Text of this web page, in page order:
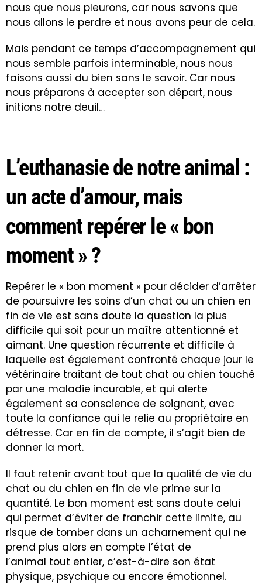
nous que nous pleurons, car nous savons que
nous allons le perdre et nous avons peur de cela.
Mais pendant ce temps d’accompagnement qui
nous semble parfois interminable, nous nous
faisons aussi du bien sans le savoir. Car nous
nous préparons à accepter son départ, nous
initions notre deuil…
L’euthanasie de notre animal :
un acte d’amour, mais
comment repérer le « bon
moment » ?
Repérer le « bon moment » pour décider d’arrêter
de poursuivre les soins d’un chat ou un chien en
fin de vie est sans doute la question la plus
difficile qui soit pour un maître attentionné et
aimant. Une question récurrente et difficile à
laquelle est également confronté chaque jour le
vétérinaire traitant de tout chat ou chien touché
par une maladie incurable, et qui alerte
également sa conscience de soignant, avec
toute la confiance qui le relie au propriétaire en
détresse. Car en fin de compte, il s’agit bien de
donner la mort.
Il faut retenir avant tout que la qualité de vie du
chat ou du chien en fin de vie prime sur la
quantité. Le bon moment est sans doute celui
qui permet d’éviter de franchir cette limite, au
risque de tomber dans un acharnement qui ne
prend plus alors en compte l’état de
l’animal tout entier, c’est-à-dire son état
physique, psychique ou encore émotionnel.